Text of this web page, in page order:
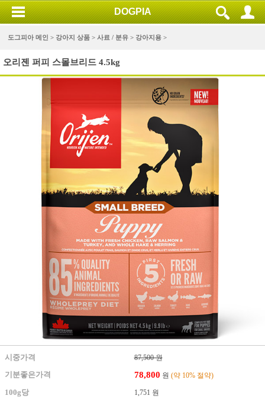
DOGPIA
도그피아 메인 > 강아지 상품 > 사료 / 분유 > 강아지용 >
오리젠 퍼피 스몰브리드 4.5kg
시중가격 87,500 원
기분좋은가격 78,800 원 (약 10% 절약)
100g당 1,751 원